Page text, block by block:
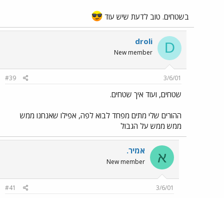
בשטחים. טוב לדעת שיש עוד
D
droli
New member
3/6/01
#39
שטחים, ועוד איך שטחים.
ההורים שלי מתים מפחד לבוא לפה, אפילו שאנחנו ממש
ממש ממש על הגבול
א אמיר.
New member
3/6/01
#41